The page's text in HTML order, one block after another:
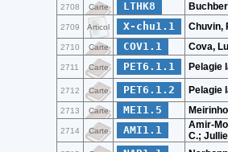
2708 Carte LTHK8
2709 Articol X-chu1.1 Chuvin,
2710 Carte COV1.1 Cova,
2711 Carte PET6.1.1 Pelagie
2712 Carte PET6.1.2 Pelagie
2713 Carte MEI1.5
2714 Carte AMI1.1
Amir-
C.;